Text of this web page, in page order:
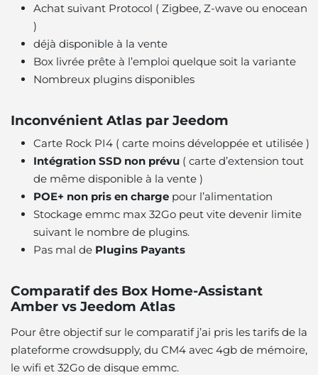
Achat suivant Protocol ( Zigbee, Z-wave ou enocean
)
déjà disponible à la vente
Box livrée prête à l’emploi quelque soit la variante
Nombreux plugins disponibles
Inconvénient Atlas par Jeedom
Carte Rock PI4 ( carte moins développée et utilisée )
Intégration SSD non prévu ( carte d’extension tout
de même disponible à la vente )
POE+ non pris en charge pour l’alimentation
Stockage emmc max 32Go peut vite devenir limite
suivant le nombre de plugins.
Pas mal de Plugins Payants
Comparatif des Box Home-Assistant
Amber vs Jeedom Atlas
Pour être objectif sur le comparatif j’ai pris les tarifs de la
plateforme crowdsupply, du CM4 avec 4gb de mémoire,
le wifi et 32Go de disque emmc.